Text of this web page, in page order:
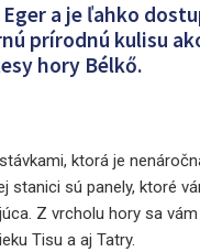
a je ľahko
prírodnú kulisu
hory Bélkő.
ktorá je
stanici sú panely, ktoré
Z vrcholu hory sa
Tisu a aj Tatry.